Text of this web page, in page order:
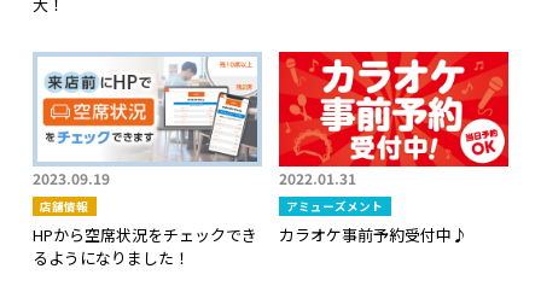
2023.09.19
店舗情報
HPから空席状況をチェックでき
るようになりました！
2022.01.31
アミューズメント
カラオケ事前予約受付中♪